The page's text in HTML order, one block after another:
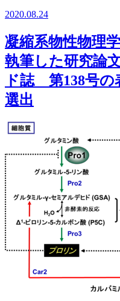
2020.08.24
凝縮系物性物理
執筆した研究論
ド誌 第138号の
選出